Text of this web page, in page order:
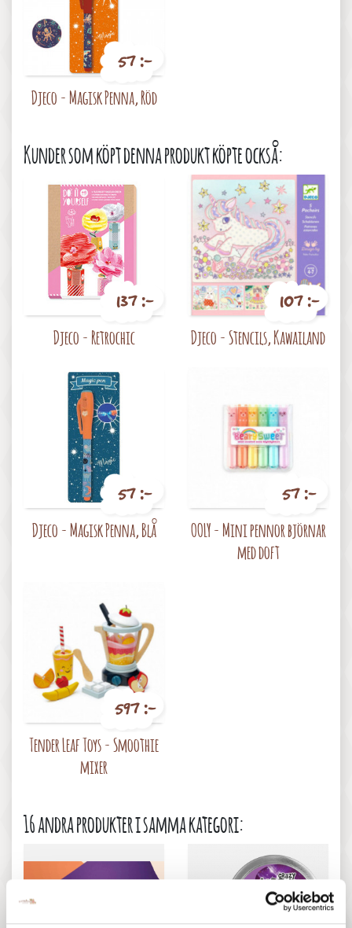
57 :-
Djeco - Magisk Penna, Röd
Kunder som köpt denna produkt köpte också:
137 :-
Djeco - Retrochic
107 :-
Djeco - Stencils, Kawailand
57 :-
Djeco - Magisk Penna, Blå
57 :-
OOLY - Mini pennor björnar
med doft
597 :-
Tender Leaf Toys - Smoothie
mixer
16 andra produkter i samma kategori: